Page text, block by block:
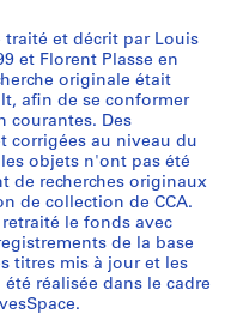
traité et décrit par Louis
et Florent Plasse en
originale était
afin de se conformer
courantes. Des
corrigées au niveau du
objets n'ont pas été
de recherches originaux
de collection de CCA.
le fonds avec
de la base
titres mis à jour et les
réalisée dans le cadre